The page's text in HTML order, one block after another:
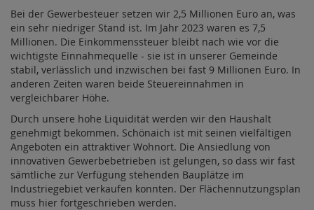
Bei der Gewerbesteuer setzen wir 2,5 Millionen Euro an, was
ein sehr niedriger Stand ist. Im Jahr 2023 waren es 7,5
Millionen. Die Einkommenssteuer bleibt nach wie vor die
wichtigste Einnahmequelle - sie ist in unserer Gemeinde
stabil, verlässlich und inzwischen bei fast 9 Millionen Euro. In
anderen Zeiten waren beide Steuereinnahmen in
vergleichbarer Höhe.
Durch unsere hohe Liquidität werden wir den Haushalt
genehmigt bekommen. Schönaich ist mit seinen vielfältigen
Angeboten ein attraktiver Wohnort. Die Ansiedlung von
innovativen Gewerbebetrieben ist gelungen, so dass wir fast
sämtliche zur Verfügung stehenden Bauplätze im
Industriegebiet verkaufen konnten. Der Flächennutzungsplan
muss hier fortgeschrieben werden.